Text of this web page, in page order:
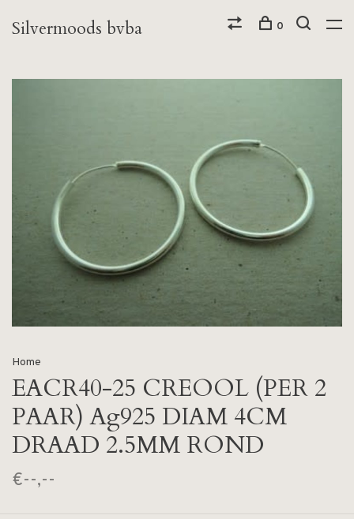
Silvermoods bvba 0
Home
EACR40-25 CREOOL (PER 2
PAAR) Ag925 DIAM 4CM
DRAAD 2.5MM ROND
€--,--